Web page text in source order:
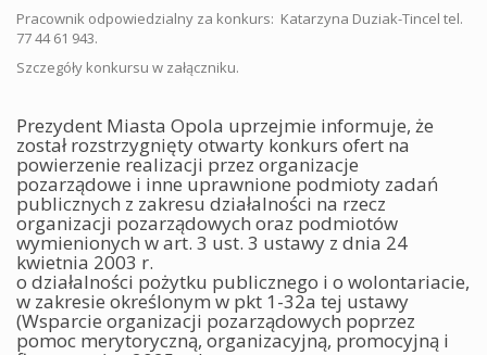
Pracownik odpowiedzialny za konkurs: Katarzyna Duziak-Tincel tel.
77 44 61 943.
Szczegóły konkursu w załączniku.
Prezydent Miasta Opola uprzejmie informuje, że
został rozstrzygnięty otwarty konkurs ofert na
powierzenie realizacji przez organizacje
pozarządowe i inne uprawnione podmioty zadań
publicznych z zakresu działalności na rzecz
organizacji pozarządowych oraz podmiotów
wymienionych w art. 3 ust. 3 ustawy z dnia 24
kwietnia 2003 r.
o działalności pożytku publicznego i o wolontariacie,
w zakresie określonym w pkt 1-32a tej ustawy
(Wsparcie organizacji pozarządowych poprzez
pomoc merytoryczną, organizacyjną, promocyjną i